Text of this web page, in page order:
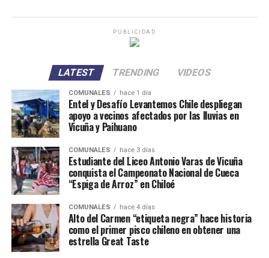
PUBLICIDAD
LATEST TRENDING VIDEOS
COMUNALES hace 1 día
Entel y Desafío Levantemos Chile despliegan
apoyo a vecinos afectados por las lluvias en
Vicuña y Paihuano
COMUNALES hace 3 días
Estudiante del Liceo Antonio Varas de Vicuña
conquista el Campeonato Nacional de Cueca
“Espiga de Arroz” en Chiloé
COMUNALES hace 4 días
Alto del Carmen “etiqueta negra” hace historia
como el primer pisco chileno en obtener una
estrella Great Taste